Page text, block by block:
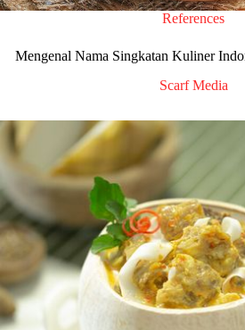
References
Mengenal Nama Singkatan Kuliner
Scarf Media